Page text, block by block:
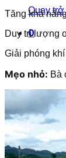
Quay
0
Tăng khả
Duy trì lượng
Giải phóng
Mẹo nhỏ: Bà